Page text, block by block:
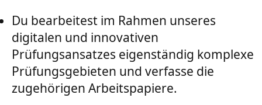
Du bearbeitest im Rahmen unseres
digitalen und innovativen
Prüfungsansatzes eigenständig komplexe
Prüfungsgebieten und verfasse die
zugehörigen Arbeitspapiere.